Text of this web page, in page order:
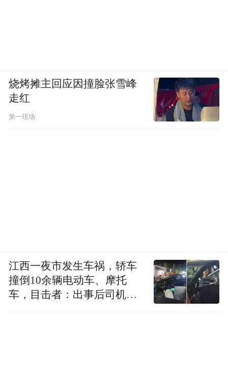
烧烤摊主回应因撞脸张雪峰
走红
第一现场
江西一夜市发生车祸，轿车
撞倒10余辆电动车、摩托
车，目击者：出事后司机一